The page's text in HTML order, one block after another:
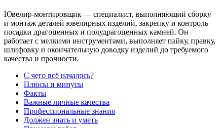
Ювелир-монтировщик — специалист, выполняющий сборку
и монтаж деталей ювелирных изделий, закрепку и контроль
посадки драгоценных и полудрагоценных камней. Он
работает с мелкими инструментами, выполняет пайку, правку,
шлифовку и окончательную доводку изделий до требуемого
качества и прочности.
С чего всё началось?
Плюсы и минусы
Факты
Важные личные качества
Профессиональные знания
Должен знать и уметь